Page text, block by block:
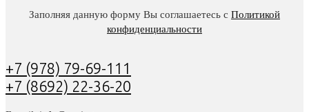
Заполняя данную форму Вы соглашаетесь с Политикой
конфиденциальности
+7 (978) 79-69-111
+7 (8692) 22-36-20